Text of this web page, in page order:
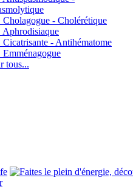
Cholagogue - Cholérétique
Aphrodisiaque
- Antihématome
tous...